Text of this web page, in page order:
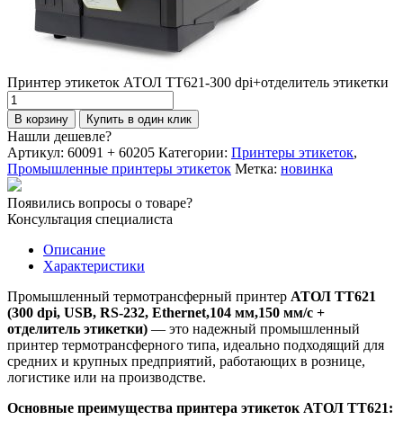
Принтер этикеток АТОЛ ТТ621-300 dpi+отделитель этикетки
Количество
товара
Принтер
этикеток
АТОЛ
ТТ621-
300
dpi+отделитель
этикетки
В корзину Купить в один клик
Нашли дешевле?
Артикул: 60091 + 60205 Категории: Принтеры этикеток,
Промышленные принтеры этикеток Метка: новинка
Появились вопросы о товаре?
Консультация специалиста
Описание
Характеристики
Промышленный термотрансферный принтер АТОЛ ТТ621
(300 dpi, USB, RS-232, Ethernet,104 мм,150 мм/с +
отделитель этикетки) — это надежный промышленный
принтер термотрансферного типа, идеально подходящий для
средних и крупных предприятий, работающих в рознице,
логистике или на производстве.
Основные преимущества принтера этикеток АТОЛ ТТ621: